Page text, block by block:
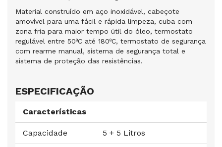
Material construído em aço inoxidável, cabeçote
amovível para uma fácil e rápida limpeza, cuba com
zona fria para maior tempo útil do óleo, termostato
regulável entre 50ºC até 180ºC, termostato de segurança
com rearme manual, sistema de segurança total e
sistema de proteção das resistências.
ESPECIFICAÇÃO
Características
Capacidade 5 + 5 Litros